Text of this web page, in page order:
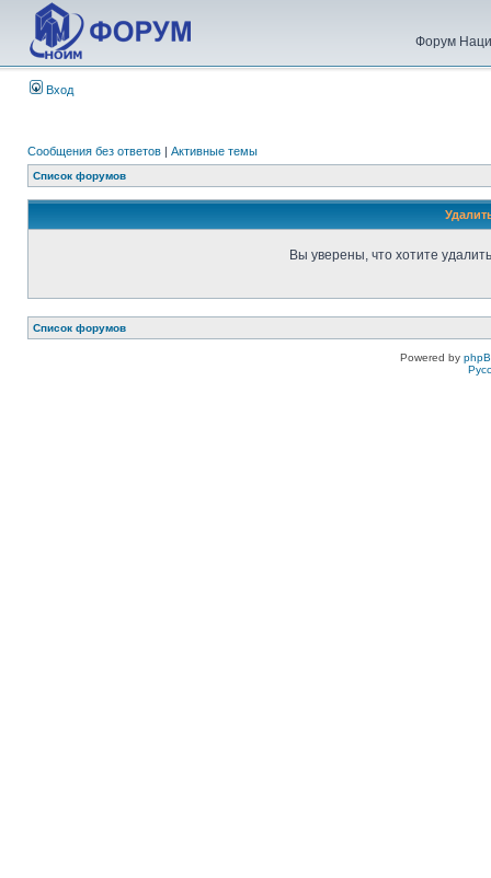
Форум
Вход
Сообщения без ответов | Активные темы
Список форумов
Вы уверены, что хотите
Список форумов
Powered by